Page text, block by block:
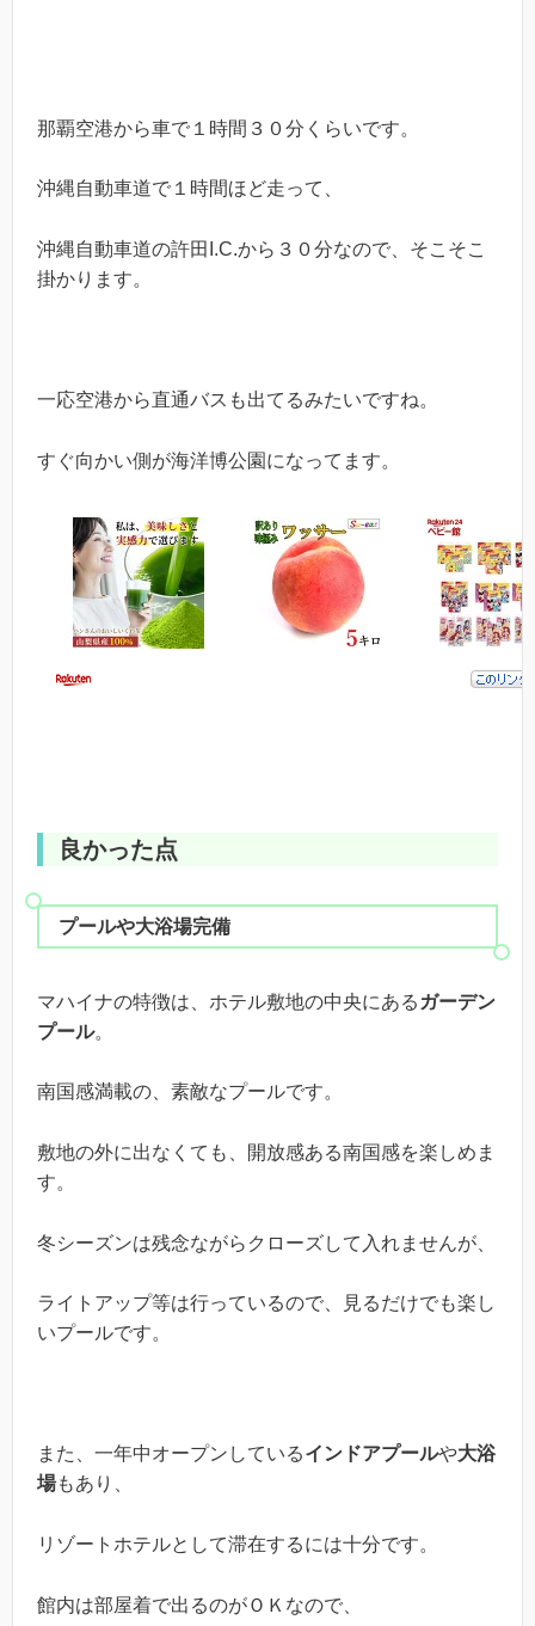
那覇空港から車で１時間３０分くらいです。
沖縄自動車道で１時間ほど走って、
沖縄自動車道の許田I.C.から３０分なので、そこそこ
掛かります。
一応空港から直通バスも出てるみたいですね。
すぐ向かい側が海洋博公園になってます。
良かった点
プールや大浴場完備
マハイナの特徴は、ホテル敷地の中央にある ガーデン
プール。
南国感満載の、素敵なプールです。
敷地の外に出なくても、開放感ある南国感を楽しめま
す。
冬シーズンは残念ながらクローズして入れませんが、
ライトアップ等は行っているので、見るだけでも楽し
いプールです。
また、一年中オープンしているインドアプールや大浴
場もあり、
リゾートホテルとして滞在するには十分です。
館内は部屋着で出るのがＯＫなので、